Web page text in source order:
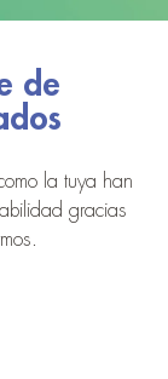
de
la tuya han
gracias